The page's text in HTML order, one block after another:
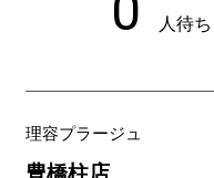
理容プラージュ
豊橋柱店